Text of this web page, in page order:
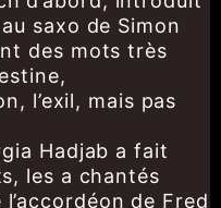
saxo de Simon
des mots très
l’exil, mais pas
Hadjab a fait
les a chantés
de Fred